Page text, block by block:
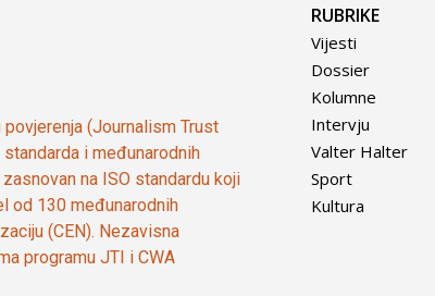
(Journalism Trust
i međunarodnih
na ISO standardu koji
od 130 međunarodnih
(CEN). Nezavisna
programu JTI i CWA
RUBRIKE
Vijesti
Dossier
Kolumne
Intervju
Valter Halter
Sport
Kultura